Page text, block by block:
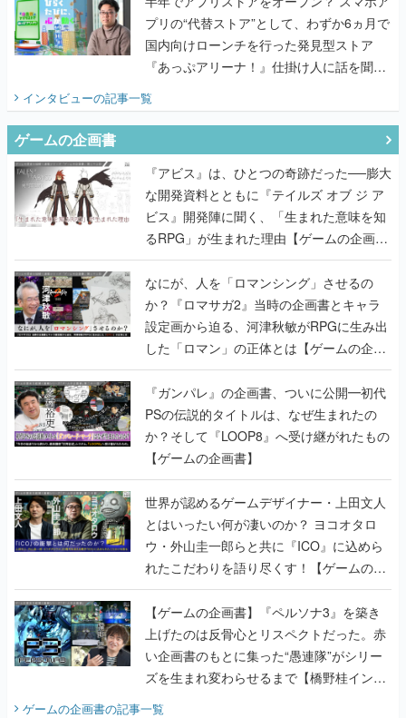
プリの“代替ストア”として、わずか6ヵ月で
国内向けローンチを行った発見型ストア
『あっぷアリーナ！』仕掛け人に話を聞い
インタビューの記事一覧
ゲームの企画書
『アビス』は、ひとつの奇跡だった──膨大
な開発資料とともに『テイルズ オブ ジ ア
ビス』開発陣に聞く、「生まれた意味を知
るRPG」が生まれた理由【ゲームの企画
書】
なにが、人を「ロマンシング」させるの
か？『ロマサガ2』当時の企画書とキャラ
設定画から迫る、河津秋敏がRPGに生み出
した「ロマン」の正体とは【ゲームの企画
書】
『ガンパレ』の企画書、ついに公開━初代
PSの伝説的タイトルは、なぜ生まれたの
か？そして『LOOP8』へ受け継がれたもの
【ゲームの企画書】
世界が認めるゲームデザイナー・上田文人
とはいったい何が凄いのか？ ヨコオタロ
ウ・外山圭一郎らと共に『ICO』に込めら
れたこだわりを語り尽くす！【ゲームの企
画書】
【ゲームの企画書】『ペルソナ3』を築き
上げたのは反骨心とリスペクトだった。赤
い企画書のもとに集った“愚連隊”がシリー
ズを生まれ変わらせるまで【橋野桂インタ
ゲームの企画書の記事一覧